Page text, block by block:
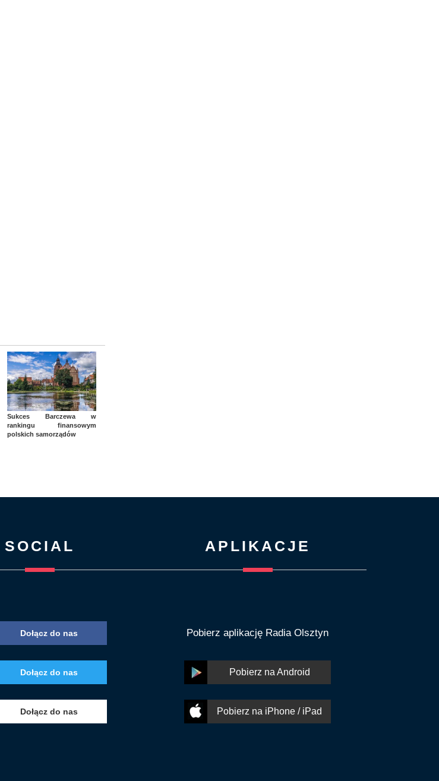
Sukces Barczewa w
rankingu finansowym
polskich samorządów
SOCIAL
Dołącz do nas
Dołącz do nas
Dołącz do nas
APLIKACJE
Pobierz aplikację Radia Olsztyn
Pobierz na Android
Pobierz na iPhone / iPad